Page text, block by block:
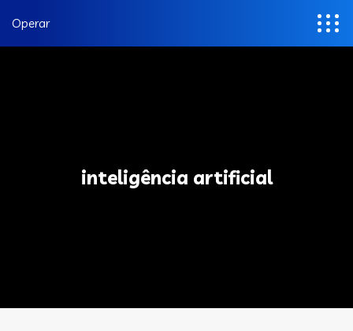
Operar
inteligência artificial